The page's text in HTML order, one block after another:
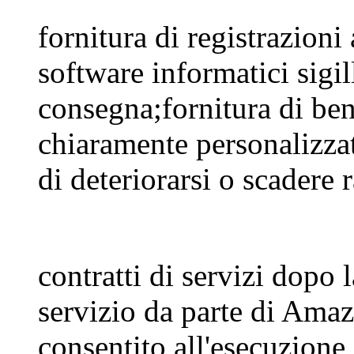
fornitura di
software informatici
consegna;fornitura di
chiaramente
di deteriorarsi o scadere
contratti di servizi dopo
servizio da parte di
consentito